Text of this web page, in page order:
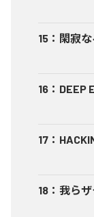
15 ： 閑寂
16 ： DEEP
17 ：
18 ： 我ら